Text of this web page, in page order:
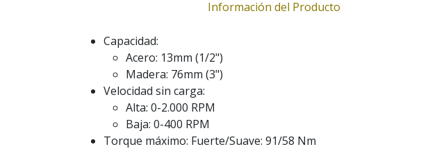
Información del Producto
Capacidad:
Acero: 13mm (1/2")
Madera: 76mm (3")
Velocidad sin carga:
Alta: 0-2.000 RPM
Baja: 0-400 RPM
Torque máximo: Fuerte/Suave: 91/58 Nm